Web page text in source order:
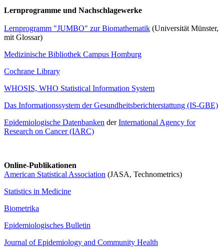
Lernprogramme und Nachschlagewerke
Lernprogramm "JUMBO" zur Biomathematik (Universität Münster,
mit Glossar)
Medizinische Bibliothek Campus Homburg
Cochrane Library
WHOSIS, WHO Statistical Information System
Das Informationssystem der Gesundheitsberichterstattung (IS-GBE)
Epidemiologische Datenbanken derInternational Agency for
Research on Cancer (IARC)
Online-Publikationen
American Statistical Association (JASA, Technometrics)
Statistics in Medicine
Biometrika
Epidemiologisches Bulletin
Journal of Epidemiology and Community Health